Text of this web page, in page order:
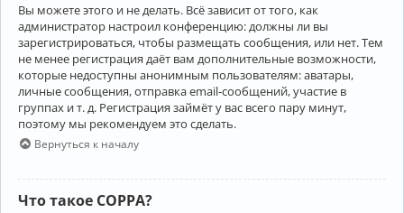
Вы можете этого и не делать. Всё зависит от того, как
администратор настроил конференцию: должны ли вы
зарегистрироваться, чтобы размещать сообщения, или нет. Тем
не менее регистрация даёт вам дополнительные возможности,
которые недоступны анонимным пользователям: аватары,
личные сообщения, отправка email-сообщений, участие в
группах и т. д. Регистрация займёт у вас всего пару минут,
поэтому мы рекомендуем это сделать.
Вернуться к началу
Что такое COPPA?